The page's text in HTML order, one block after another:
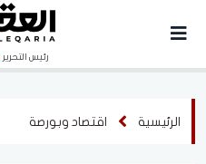
رئيس التحرير
الرئيسية اقتصاد وبورصة